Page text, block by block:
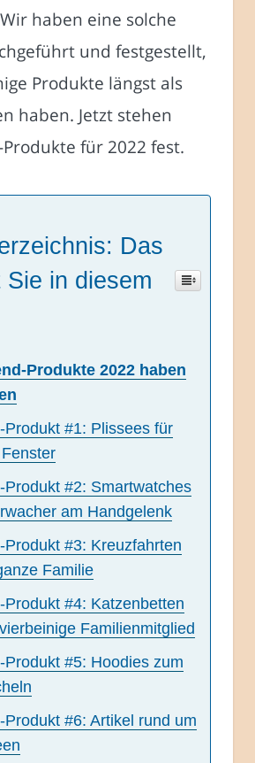
haben eine solche
und festgestellt,
Produkte längst als
haben. Jetzt stehen
für 2022 fest.
Das
Sie in diesem
Produkte 2022 haben
Produkt #1: Plissees für
Produkt #2: Smartwatches
am Handgelenk
Produkt #3: Kreuzfahrten
Familie
Produkt #4: Katzenbetten
Familienmitglied
Produkt #5: Hoodies zum
Produkt #6: Artikel rund um